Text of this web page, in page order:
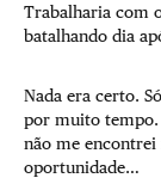
Trabalharia com
batalhando dia
Nada era certo.
por muito tempo.
não me encontrei
oportunidade…